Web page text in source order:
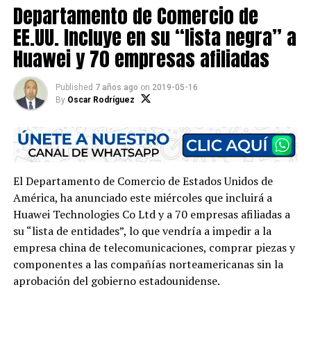
Departamento de Comercio de
EE.UU. Incluye en su “lista negra” a
Huawei y 70 empresas afiliadas
Published 7 años ago on 2019-05-16
By Oscar Rodríguez
El Departamento de Comercio de Estados Unidos de
América, ha anunciado este miércoles que incluirá a
Huawei Technologies Co Ltd y a 70 empresas afiliadas a
su “lista de entidades”, lo que vendría a impedir a la
empresa china de telecomunicaciones, comprar piezas y
componentes a las compañías norteamericanas sin la
aprobación del gobierno estadounidense.